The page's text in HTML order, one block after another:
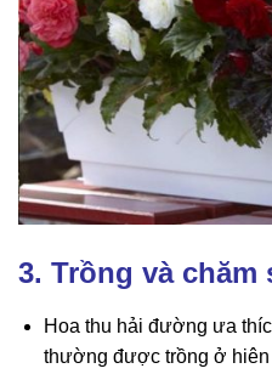
3. Trồng và chăm
Hoa thu hải đường ưa
thường được trồng ở